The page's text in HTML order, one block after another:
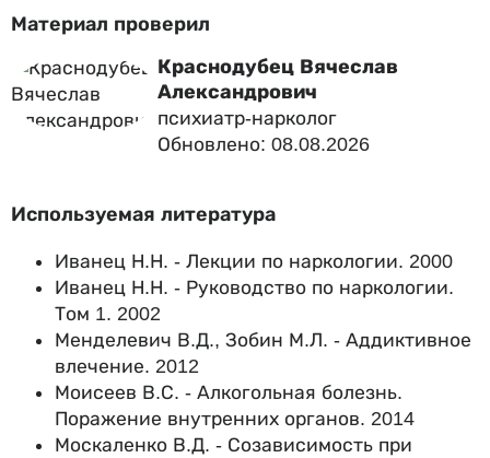
Материал проверил
Краснодубец Вячеслав
Александрович
психиатр-нарколог
Обновлено: 08.08.2026
Используемая литература
Иванец Н.Н. - Лекции по наркологии. 2000
Иванец Н.Н. - Руководство по наркологии.
Том 1. 2002
Менделевич В.Д., Зобин М.Л. - Аддиктивное
влечение. 2012
Моисеев В.С. - Алкогольная болезнь.
Поражение внутренних органов. 2014
Москаленко В.Д. - Созависимость при